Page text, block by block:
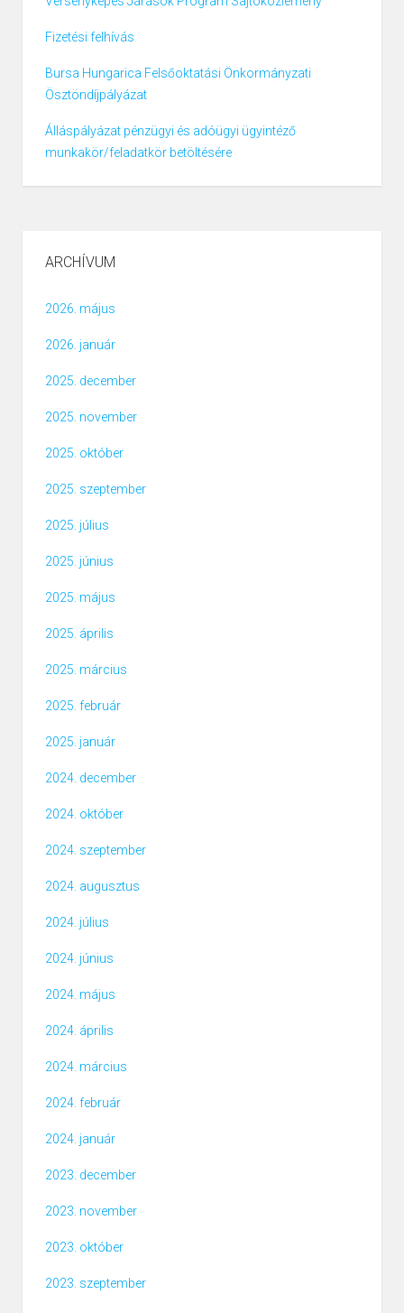
Fizetési felhívás
Bursa Hungarica Felsőoktatási Önkormányzati
Ösztöndíjpályázat
Álláspályázat pénzügyi és adóügyi ügyintéző
munkakör/feladatkör betöltésére
ARCHÍVUM
2026. május
2026. január
2025. december
2025. november
2025. október
2025. szeptember
2025. július
2025. június
2025. május
2025. április
2025. március
2025. február
2025. január
2024. december
2024. október
2024. szeptember
2024. augusztus
2024. július
2024. június
2024. május
2024. április
2024. március
2024. február
2024. január
2023. december
2023. november
2023. október
2023. szeptember